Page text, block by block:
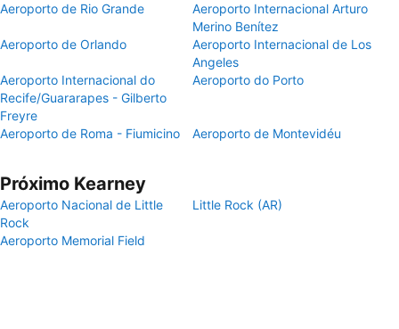
Aeroporto de Rio Grande
Aeroporto Internacional Arturo
Merino Benítez
Aeroporto de Orlando
Aeroporto Internacional de Los
Angeles
Aeroporto Internacional do
Recife/Guararapes - Gilberto
Freyre
Aeroporto do Porto
Aeroporto de Roma - Fiumicino Aeroporto de Montevidéu
Próximo Kearney
Aeroporto Nacional de Little
Rock
Little Rock (AR)
Aeroporto Memorial Field